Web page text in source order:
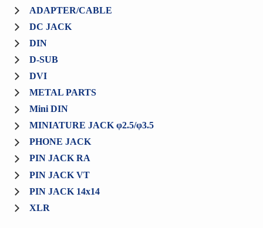
ADAPTER/CABLE
DC JACK
DIN
D-SUB
DVI
METAL PARTS
Mini DIN
MINIATURE JACK φ2.5/φ3.5
PHONE JACK
PIN JACK RA
PIN JACK VT
PIN JACK 14x14
XLR